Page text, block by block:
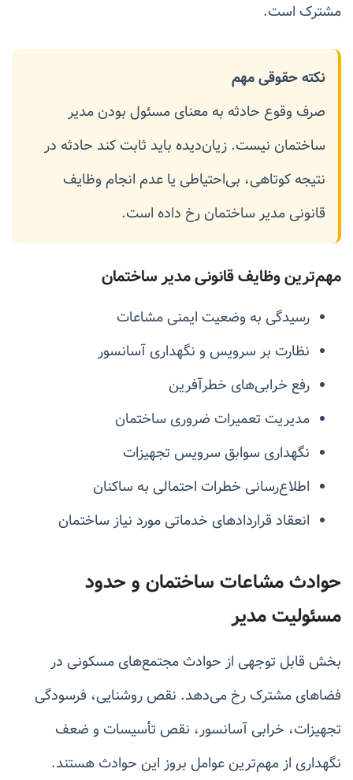
مشترک است.
نکته حقوقی مهم
صرف وقوع حادثه به معنای مسئول بودن مدیر
ساختمان نیست. زیان‌دیده باید ثابت کند حادثه در
نتیجه کوتاهی، بی‌احتیاطی یا عدم انجام وظایف
قانونی مدیر ساختمان رخ داده است.
مهم‌ترین وظایف قانونی مدیر ساختمان
رسیدگی به وضعیت ایمنی مشاعات
نظارت بر سرویس و نگهداری آسانسور
رفع خرابی‌های خطرآفرین
مدیریت تعمیرات ضروری ساختمان
نگهداری سوابق سرویس تجهیزات
اطلاع‌رسانی خطرات احتمالی به ساکنان
انعقاد قراردادهای خدماتی مورد نیاز ساختمان
حوادث مشاعات ساختمان و حدود
مسئولیت مدیر
بخش قابل توجهی از حوادث مجتمع‌های مسکونی در
فضاهای مشترک رخ می‌دهد. نقص روشنایی، فرسودگی
تجهیزات، خرابی آسانسور، نقص تأسیسات و ضعف
نگهداری از مهم‌ترین عوامل بروز این حوادث هستند.